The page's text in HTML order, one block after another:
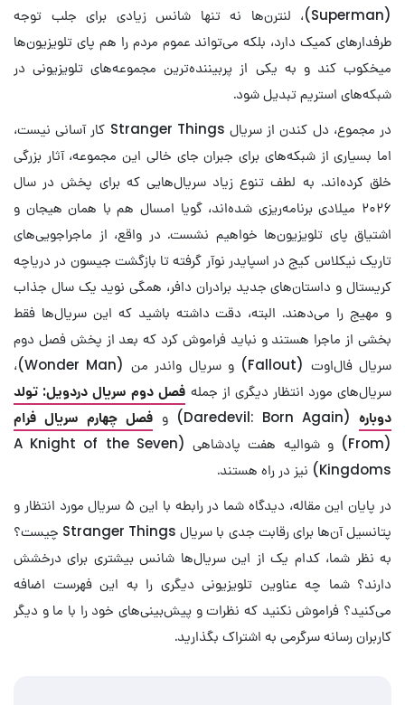
(Superman)، لنترن‌ها نه تنها شانس زیادی برای جلب توجه
طرفدارهای کمیک دارد، بلکه می‌تواند عموم مردم را هم پای تلویزیون‌ها
میخکوب کند و به یکی از پربیننده‌ترین مجموعه‌های تلویزیونی در
شبکه‌های استریم تبدیل شود.
در مجموع، دل کندن از سریال Stranger Things کار آسانی نیست،
اما بسیاری از شبکه‌های برای جبران جای خالی این مجموعه، آثار بزرگی
خلق کرده‌اند. به لطف تنوع زیاد سریال‌هایی که برای پخش در سال
۲۰۲۶ میلادی برنامه‌ریزی شده‌اند، گویا امسال هم با همان هیجان و
اشتیاق پای تلویزیون‌ها خواهیم نشست. در واقع، از ماجراجویی‌های
تاریک نیکلاس کیج در اسپایدر نوآر گرفته تا بازگشت جیسون در دریاچه
کریستال و داستان‌های جدید برادران دافر، همگی نوید یک سال جذاب
و مهیج را می‌دهند. البته، دقت داشته باشید که این سریال‌ها فقط
بخشی از ماجرا هستند و نباید فراموش کرد که بعد از پخش فصل دوم
سریال فال‌اوت (Fallout) و سریال واندر من (Wonder Man)،
سریال‌های مورد انتظار دیگری از جمله فصل دوم سریال دردویل: تولد
دوباره (Daredevil: Born Again) و
فصل چهارم سریال فرام
(From) و شوالیه هفت پادشاهی (A Knight of the Seven
Kingdoms) نیز در راه هستند.
در پایان این مقاله، دیدگاه شما در رابطه با این ۵ سریال مورد انتظار و
پتانسیل آن‌ها برای رقابت جدی با سریال Stranger Things چیست؟
به نظر شما، کدام یک از این سریال‌ها شانس بیشتری برای درخشش
دارند؟ شما چه عناوین تلویزیونی دیگری را به این فهرست اضافه
می‌کنید؟ فراموش نکنید که نظرات و پیش‌بینی‌های خود را با ما و دیگر
کاربران رسانه سرگرمی به اشتراک بگذارید.